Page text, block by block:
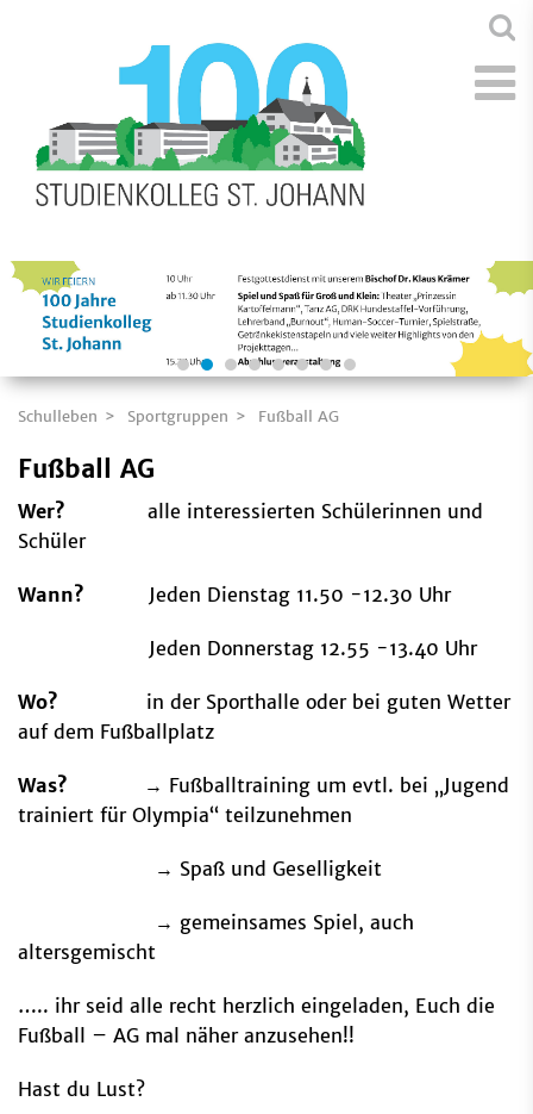
Schulleben Sportgruppen Fußball AG
Fußball AG
Wer?
alle interessierten Schülerinnen und
Schüler
Wann? Jeden Dienstag 11.50 -12.30 Uhr
Jeden Donnerstag 12.55 -13.40 Uhr
Wo?
in der Sporthalle oder bei guten Wetter
auf dem Fußballplatz
Was?
→ Fußballtraining um evtl. bei „Jugend
trainiert für Olympia“ teilzunehmen
→ Spaß und Geselligkeit
→ gemeinsames Spiel, auch
altersgemischt
….. ihr seid alle recht herzlich eingeladen, Euch die
Fußball – AG mal näher anzusehen!!
Hast du Lust?